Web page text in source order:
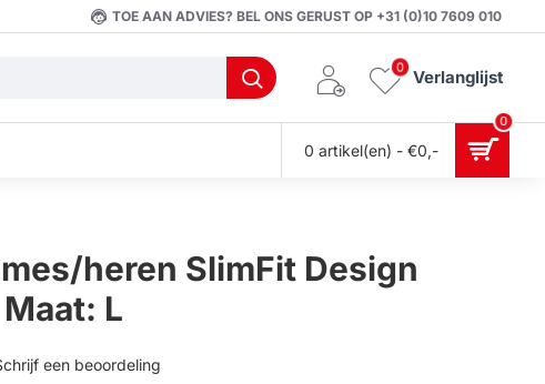
TOE AAN ADVIES? BEL ONS GERUST OP +31 (0)10 7609 010
Verlanglijst
0
0 artikel(en) - €0,-
0
heren SlimFit Design
L
een beoordeling